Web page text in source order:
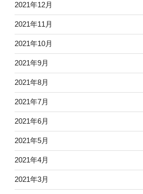
2021年12月
2021年11月
2021年10月
2021年9月
2021年8月
2021年7月
2021年6月
2021年5月
2021年4月
2021年3月